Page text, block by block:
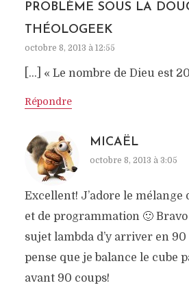
PROBLÈME SOUS LA
THÉOLOGEEK
octobre 8, 2013 à 12:55
[…] « Le nombre de Dieu est
Répondre
MICAËL
octobre 8, 2013 à 3:05
Excellent! J’adore le mélange
et de programmation 🙂
sujet lambda d’y arriver en
pense que je balance le cube
avant 90 coups!